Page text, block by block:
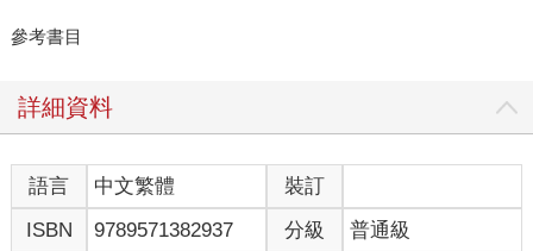
參考書目
詳細資料
語言 中文繁體
裝訂
ISBN
9789571382937 分級 普通級